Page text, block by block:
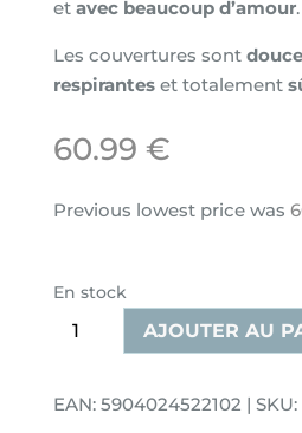
etavec beaucoup d’amour.
Les couvertures sont
respiranteset totalement
60.99 €
Previous lowest price was
En stock
quantité
en
AJOUTER AU
EAN: 5904024522102 |